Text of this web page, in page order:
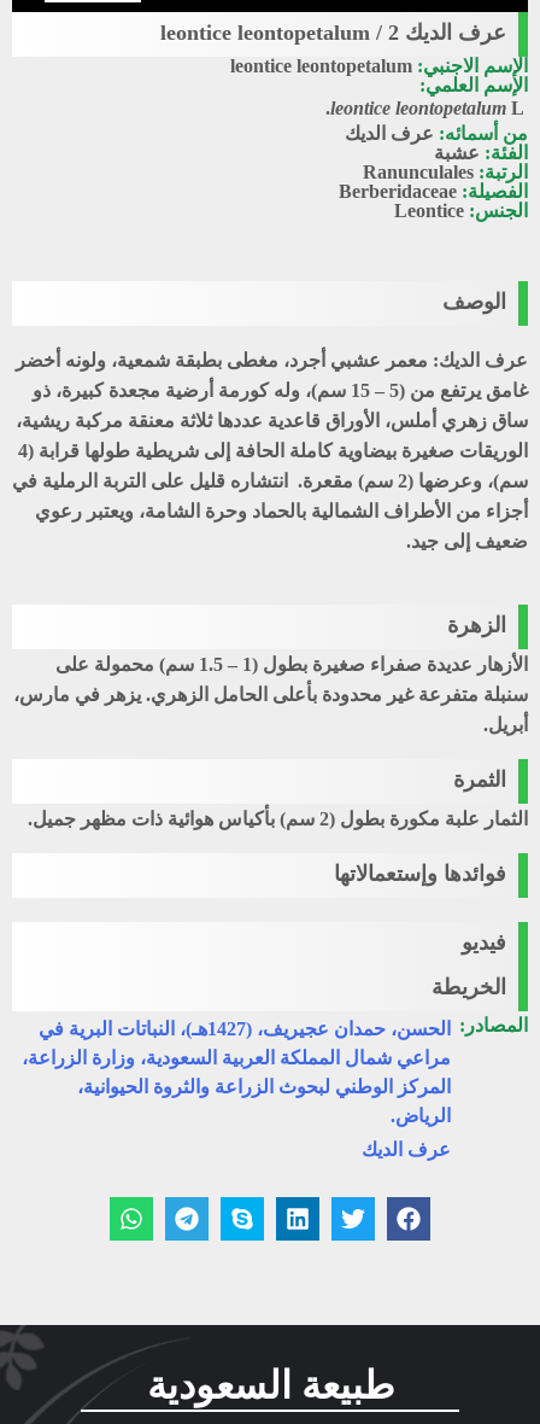
عرف الديك 2 / leontice leontopetalum
الإسم الاجنبي: leontice leontopetalum
الإسم العلمي:
leontice leontopetalum L.
من أسمائه: عرف الديك
الفئة: عشبة
الرتبة: Ranunculales
الفصيلة: Berberidaceae
الجنس: Leontice
الوصف
عرف الديك: معمر عشبي أجرد، مغطى بطبقة شمعية، ولونه أخضر
غامق يرتفع من (5 – 15 سم)، وله كورمة أرضية مجعدة كبيرة، ذو
ساق زهري أملس، الأوراق قاعدية عددها ثلاثة معنقة مركبة ريشية،
الوريقات صغيرة بيضاوية كاملة الحافة إلى شريطية طولها قرابة (4
سم)، وعرضها (2 سم) مقعرة. انتشاره قليل على التربة الرملية في
أجزاء من الأطراف الشمالية بالحماد وحرة الشامة، ويعتبر رعوي
ضعيف إلى جيد.
الزهرة
الأزهار عديدة صفراء صغيرة بطول (1 – 1.5 سم) محمولة على
سنبلة متفرعة غير محدودة بأعلى الحامل الزهري. يزهر في مارس،
أبريل.
الثمرة
الثمار علبة مكورة بطول (2 سم) بأكياس هوائية ذات مظهر جميل.
فوائدها وإستعمالاتها
فيديو
الخريطة
المصادر:
الحسن، حمدان عجيريف، (1427هـ)، النباتات البرية في
مراعي شمال المملكة العربية السعودية، وزارة الزراعة،
المركز الوطني لبحوث الزراعة والثروة الحيوانية،
الرياض.
عرف الديك
طبيعة السعودية